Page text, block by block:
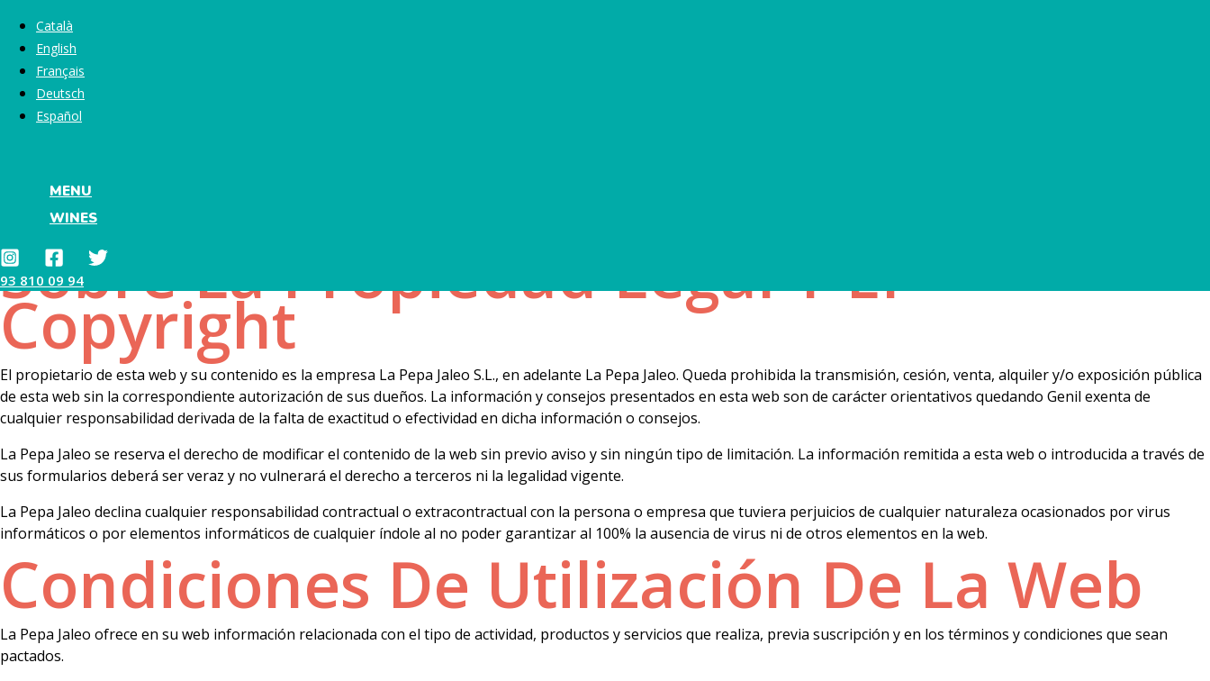
content
Català
English
Français
Deutsch
Español
MENU
WINES
93 810 09 94
Legal notice
La Pepa Jaleo S.L.
08800 Barcelona
Tlf: 93 810 09 94
Sobre La Propiedad Legal Y El
Copyright
El propietario de esta web y su contenido es la empresa La Pepa Jaleo S.L., en adelante La Pepa Jaleo. Queda prohibida la transmisión, cesión, venta, alquiler y/o exposición pública
de esta web sin la correspondiente autorización de sus dueños. La información y consejos presentados en esta web son de carácter orientativos quedando Genil exenta de
cualquier responsabilidad derivada de la falta de exactitud o efectividad en dicha información o consejos.
La Pepa Jaleo se reserva el derecho de modificar el contenido de la web sin previo aviso y sin ningún tipo de limitación. La información remitida a esta web o introducida a través de
sus formularios deberá ser veraz y no vulnerará el derecho a terceros ni la legalidad vigente.
La Pepa Jaleo declina cualquier responsabilidad contractual o extracontractual con la persona o empresa que tuviera perjuicios de cualquier naturaleza ocasionados por virus
informáticos o por elementos informáticos de cualquier índole al no poder garantizar al 100% la ausencia de virus ni de otros elementos en la web.
Condiciones De Utilización De La Web
La Pepa Jaleo ofrece en su web información relacionada con el tipo de actividad, productos y servicios que realiza, previa suscripción y en los términos y condiciones que sean
pactados.